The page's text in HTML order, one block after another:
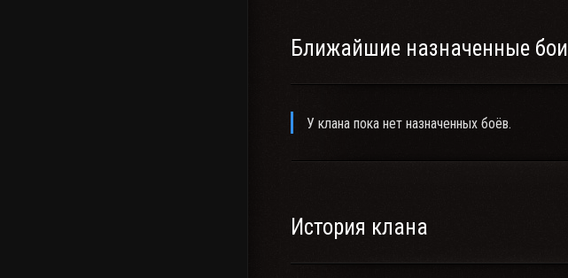
Ближайшие назначенные бои
У клана пока нет назначенных боёв.
История клана